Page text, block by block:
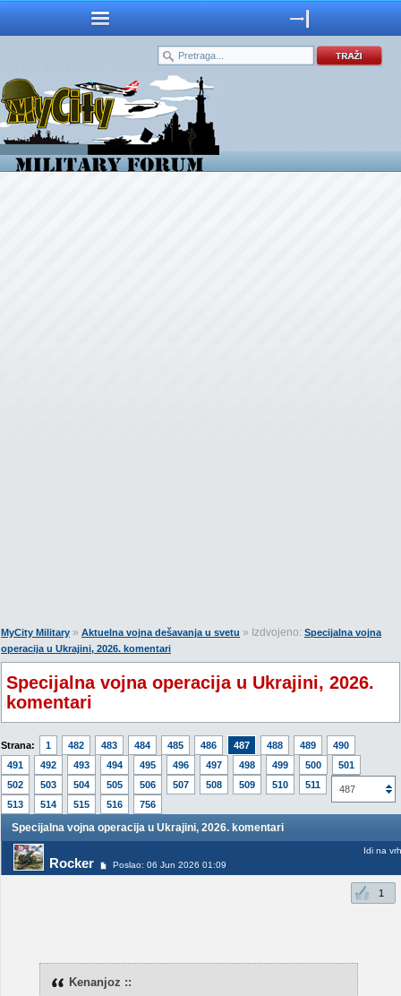
MyCity Military » Aktuelna vojna dešavanja u svetu » Izdvojeno: Specijalna vojna
operacija u Ukrajini, 2026. komentari
Specijalna vojna operacija u Ukrajini, 2026.
komentari
Strana: 1 482 483 484 485 486 487 488 489
490
491
492 493 494 495 496 497 498 499 500
501
502
503 504 505 506 507 508 509 510 511
512
513
514 515 516 756
487
Specijalna vojna operacija u Ukrajini, 2026. komentari
Rocker Poslao: 06 Jun 2026 01:09
Idi na vrh
1
Kenanjoz ::